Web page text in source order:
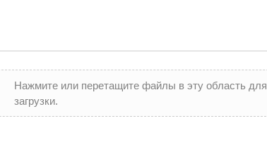
Нажмите или перетащите файлы в эту область для
загрузки.